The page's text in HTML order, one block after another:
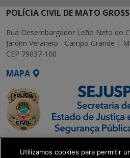
POLÍCIA CIVIL DE MATO
Rua Desembargador Leão Neto do
Jardim Veraneio - Campo Grande |
CEP 79037-100
MAPA
Utilizamos cookies para permitir